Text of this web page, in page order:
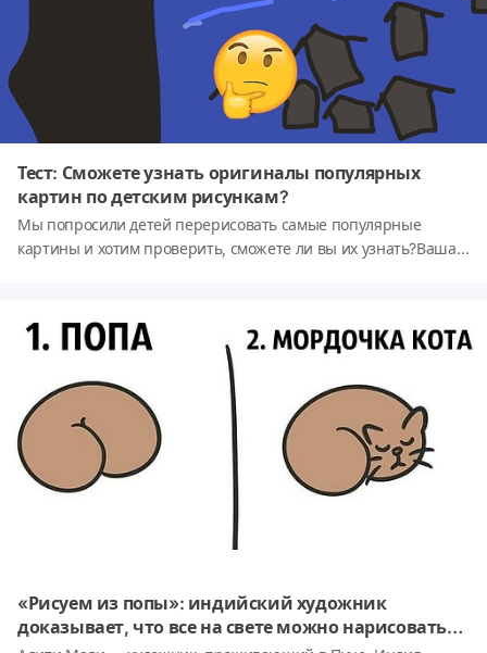
помощью реализовывает свои идеи, превращая немытые
авто в произведения искусства.
Тест: Сможете узнать оригиналы популярных
картин по детским рисункам?
Мы попросили детей перерисовать самые популярные
картины и хотим проверить, сможете ли вы их узнать?Ваша
разбираетесь в искусстве!
«Рисуем из попы»: индийский художник
доказывает, что все на свете можно нарисовать